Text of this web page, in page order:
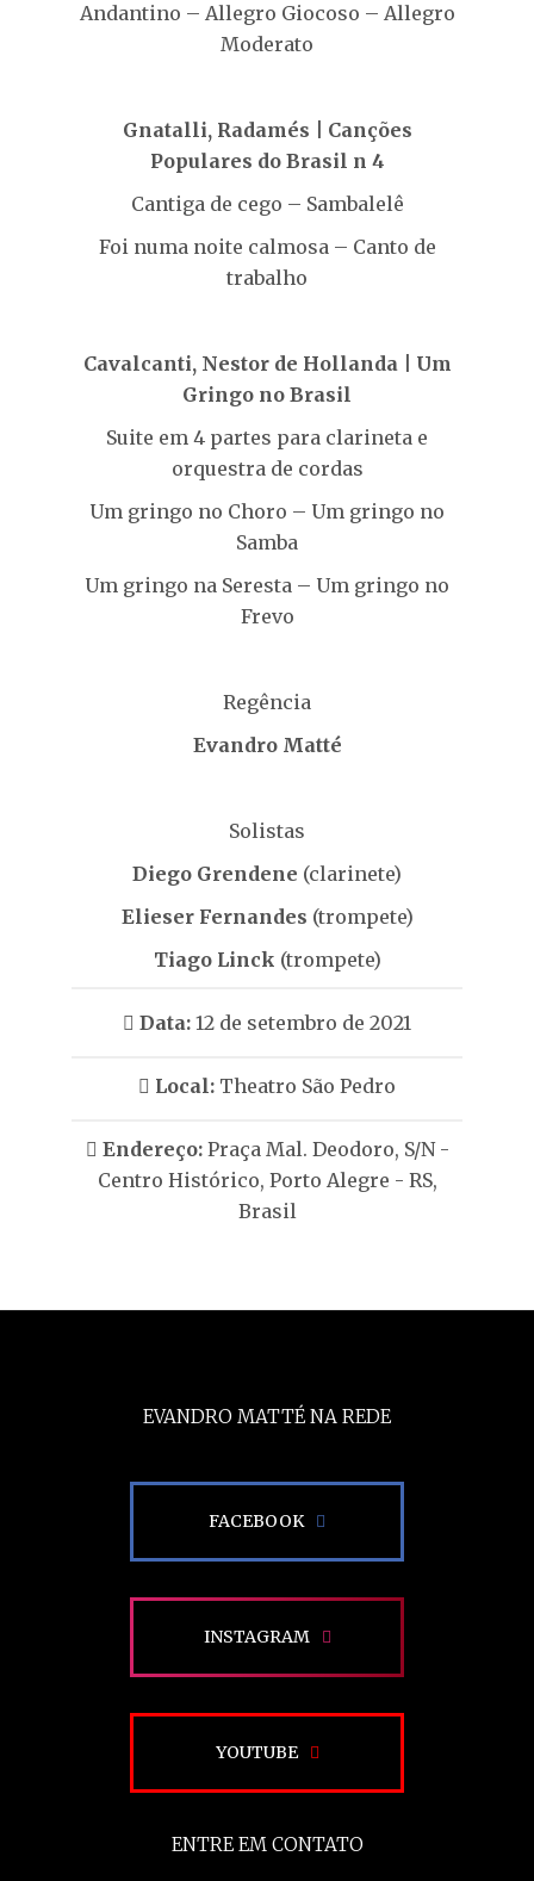
Andantino – Allegro Giocoso – Allegro
Moderato
Gnatalli, Radamés | Canções
Populares do Brasil n 4
Cantiga de cego – Sambalelê
Foi numa noite calmosa – Canto de
trabalho
Cavalcanti, Nestor de Hollanda | Um
Gringo no Brasil
Suite em 4 partes para clarineta e
orquestra de cordas
Um gringo no Choro – Um gringo no
Samba
Um gringo na Seresta – Um gringo no
Frevo
Regência
Evandro Matté
Solistas
Diego Grendene (clarinete)
Elieser Fernandes (trompete)
Tiago Linck (trompete)
Data: 12 de setembro de 2021
Local: Theatro São Pedro
Endereço: Praça Mal. Deodoro, S/N -
Centro Histórico, Porto Alegre - RS,
Brasil
EVANDRO MATTÉ NA REDE
FACEBOOK
INSTAGRAM
YOUTUBE
ENTRE EM CONTATO